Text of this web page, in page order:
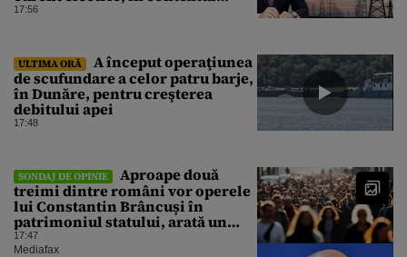
crizei energetice?” Rezultatul a
17:56
ULTIMA ORĂ
A început operaţiunea
de scufundare a celor patru barje,
în Dunăre, pentru creşterea
debitului apei
17:48
SONDAJ DE OPINIE
Aproape două
treimi dintre români vor operele
lui Constantin Brâncuși în
patrimoniul statului, arată un
sondaj
17:47
Mediafax